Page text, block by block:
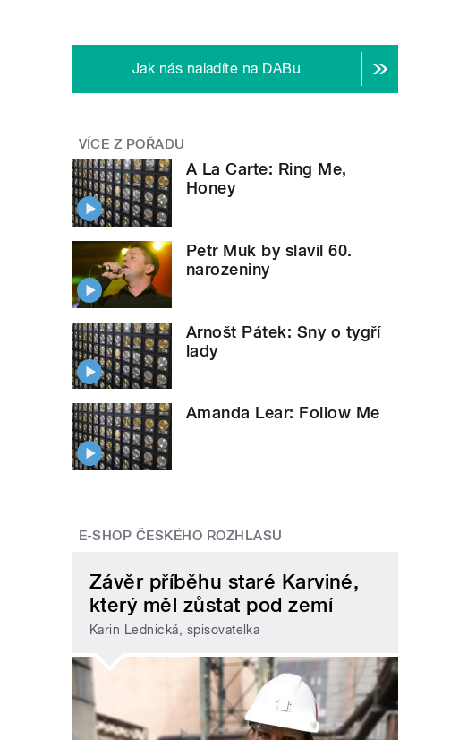
Jak nás naladíte na DABu
VÍCE Z POŘADU
A La Carte: Ring Me,
Honey
Petr Muk by slavil 60.
narozeniny
Arnošt Pátek: Sny o tygří
lady
Amanda Lear: Follow Me
E-SHOP ČESKÉHO ROZHLASU
Závěr příběhu staré Karviné,
který měl zůstat pod zemí
Karin Lednická, spisovatelka